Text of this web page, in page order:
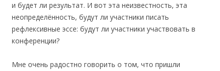
и будет ли результат. И вот эта неизвестность, эта
неопределённость, будут ли участники писать
рефлексивные эссе: будут ли участники участвовать в
конференции?
Мне очень радостно говорить о том, что пришли